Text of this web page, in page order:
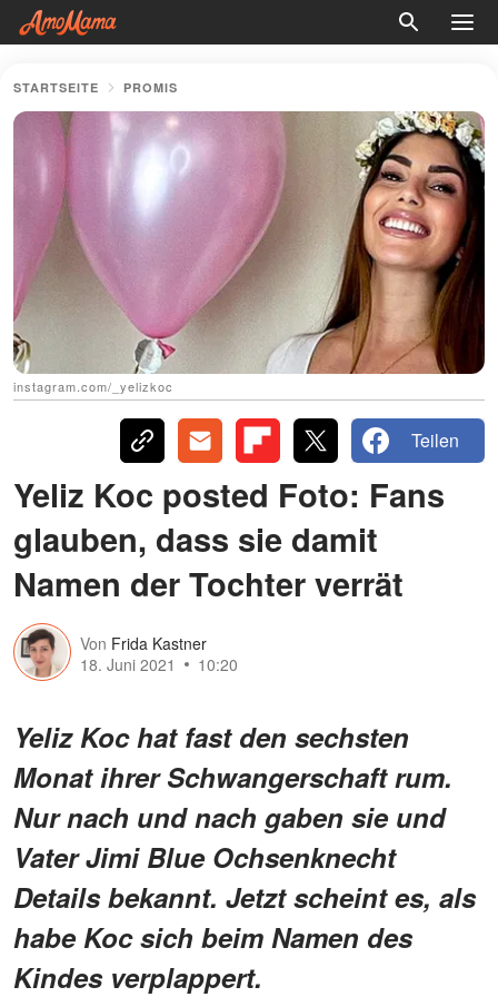
STARTSEITE PROMIS
instagram.com/_yelizkoc
Teilen
Yeliz Koc posted Foto: Fans
glauben, dass sie damit
Namen der Tochter verrät
Von Frida Kastner
18. Juni 2021
10:20
Yeliz Koc hat fast den sechsten
Monat ihrer Schwangerschaft rum.
Nur nach und nach gaben sie und
Vater Jimi Blue Ochsenknecht
Details bekannt. Jetzt scheint es, als
habe Koc sich beim Namen des
Kindes verplappert.